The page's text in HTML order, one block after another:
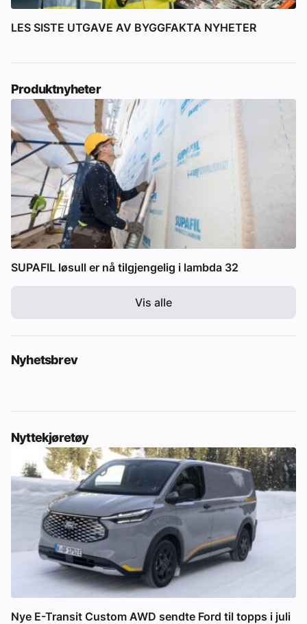
LES SISTE UTGAVE AV BYGGFAKTA NYHETER
Produktnyheter
SUPAFIL løsull er nå tilgjengelig i lambda 32
Vis alle
Nyhetsbrev
Nyttekjøretøy
Nye E-Transit Custom AWD sendte Ford til topps i juli